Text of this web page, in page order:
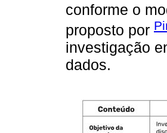
conforme o
proposto por
investigação
dados.